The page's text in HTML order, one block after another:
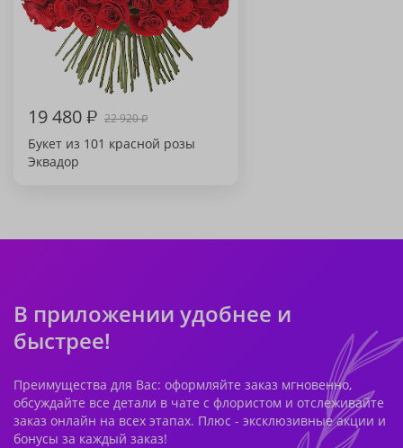
19 480₽ 22 920₽
Букет из 101 красной розы
Эквадор
В приложении удобнее и
быстрее!
Преимущества для Вас: оформляйте заказ мгновенно,
обсуждайте все детали в чате с флористом и отслеживайте
заказ онлайн на всех этапах. Плюс - эксклюзивные акции и
бонусы за каждый заказ!